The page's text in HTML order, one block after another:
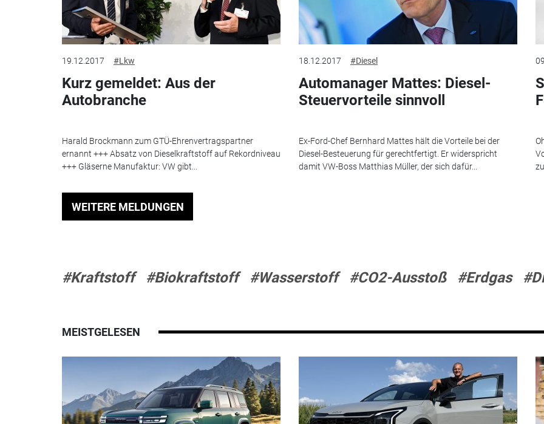
19.12.2017 #Lkw
Kurz gemeldet: Aus der
Autobranche
Harald Brockmann zum GTÜ-Ehrenvertragspartner
ernannt +++ Absatz von Dieselkraftstoff auf Rekordniveau
+++ Gläserne Manufaktur: VW gibt...
18.12.2017 #Diesel
Automanager Mattes: Diesel-
Steuervorteile sinnvoll
Ex-Ford-Chef Bernhard Mattes hält die Vorteile bei der
Diesel-Besteuerung für gerechtfertigt. Er widerspricht
damit VW-Boss Matthias Müller, der sich dafür...
WEITERE MELDUNGEN
#Kraftstoff #Biokraftstoff #Wasserstoff #CO2-Ausstoß #Erdgas
MEISTGELESEN